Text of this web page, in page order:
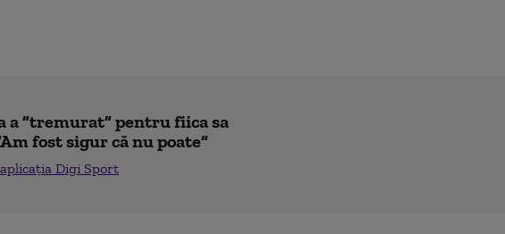
a ”tremurat” pentru fiica sa
fost sigur că nu poate”
Digi Sport